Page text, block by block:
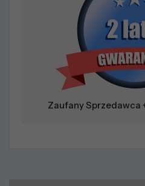
Zaufany Sprzedawca